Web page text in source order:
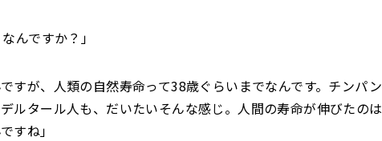
んですか？」
ですが、人類の自然寿命って38歳ぐらいまでなんです。チンパン
ルタール人も、だいたいそんな感じ。人間の寿命が伸びたのは
すね」